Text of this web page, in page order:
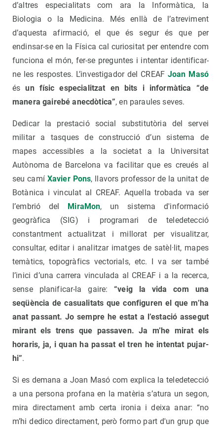
d’altres especialitats com ara la Informàtica, la
Biologia o la Medicina. Més enllà de l’atreviment
d’aquesta afirmació, el que és segur és que per
endinsar-se en la Física cal curiositat per entendre com
funciona el món, fer-se preguntes i intentar identificar-
ne les respostes. L’investigador del CREAF Joan Masó
ésun físic especialitzat en bits i informàtica “de
manera gairebé anecdòtica”, en paraules seves.
Dedicar la prestació social substitutòria del servei
militar a tasques de construcció d’un sistema de
mapes accessibles a la societat a la Universitat
Autònoma de Barcelona va facilitar que es creués al
seu camí Xavier Pons, llavors professor de la unitat de
Botànica i vinculat al CREAF. Aquella trobada va ser
l’embrió del
MiraMon, un sistema d'informació
geogràfica (SIG) i programari de teledetecció
constantment actualitzat i millorat per visualitzar,
consultar, editar i analitzar imatges de satèl·lit, mapes
temàtics, topogràfics vectorials, etc. I va ser també
l’inici d’una carrera vinculada al CREAF i a la recerca,
sense planificar-la gaire:“veig la vida com una
seqüència de casualitats que configuren el que m’ha
anat passant. Jo sempre he estat a l’estació assegut
mirant els trens que passaven. Ja m’he mirat els
horaris, ja, i quan ha passat el tren he intentat pujar-
hi”.
Si es demana a Joan Masó com explica la teledetecció
a una persona profana en la matèria s’atura un segon,
mira directament amb certa ironia i deixa anar: “no
m’hi dedico directament, però formo part d'un grup que